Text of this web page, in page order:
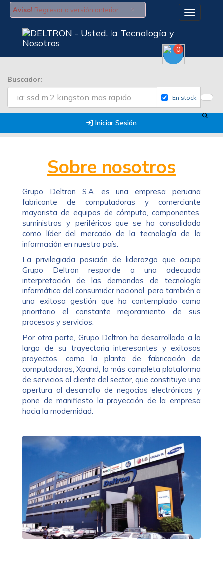
Toggle
×
Aviso! Regresar a versión anterior.
Buscador:
En stock
Iniciar Sesión
0
Sobre nosotros
Grupo Deltron S.A. es una empresa peruana
fabricante de computadoras y comerciante
mayorista de equipos de cómputo, componentes,
suministros y periféricos que se ha consolidado
como líder del mercado de la tecnología de la
información en nuestro país.
La privilegiada posición de liderazgo que ocupa
Grupo Deltron responde a una adecuada
interpretación de las demandas de tecnología
informática del consumidor nacional, pero también a
una exitosa gestión que ha contemplado como
prioritario el constante mejoramiento de sus
procesos y servicios.
Por otra parte, Grupo Deltron ha desarrollado a lo
largo de su trayectoria interesantes y exitosos
proyectos, como la planta de fabricación de
computadoras, Xpand, la más completa plataforma
de servicios al cliente del sector, que constituye una
apertura al desarrollo de negocios electrónicos y
pone de manifiesto la proyección de la empresa
hacia la modernidad.